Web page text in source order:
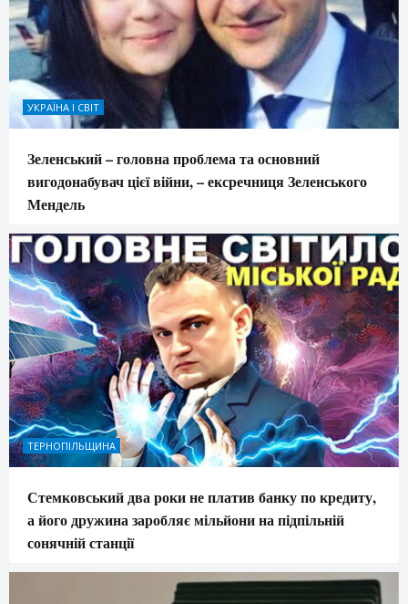
УКРАЇНА І СВІТ
Зеленський – головна проблема та основний
вигодонабувач цієї війни, – ексречниця Зеленського
Мендель
ТЕРНОПІЛЬЩИНА
Стемковський два роки не платив банку по кредиту,
а його дружина заробляє мільйони на підпільній
сонячній станції